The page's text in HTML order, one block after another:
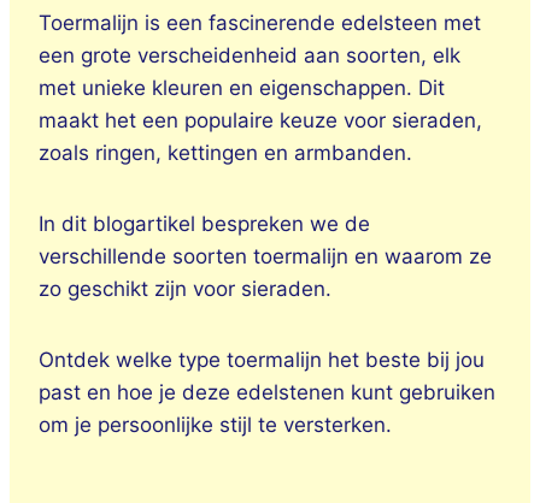
Toermalijn is een fascinerende edelsteen met
een grote verscheidenheid aan soorten, elk
met unieke kleuren en eigenschappen. Dit
maakt het een populaire keuze voor sieraden,
zoals ringen, kettingen en armbanden.
In dit blogartikel bespreken we de
verschillende soorten toermalijn en waarom ze
zo geschikt zijn voor sieraden.
Ontdek welke type toermalijn het beste bij jou
past en hoe je deze edelstenen kunt gebruiken
om je persoonlijke stijl te versterken.